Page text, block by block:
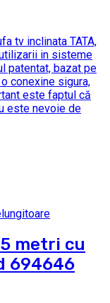
tv inclinata TATA,
in sisteme
patentat, bazat pe
conexine sigura,
este faptul că
este nevoie de
metri cu
694646